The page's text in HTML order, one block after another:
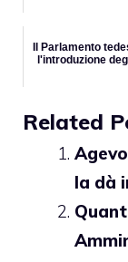
Il Parlamento
l'introduzione
Related
la dà